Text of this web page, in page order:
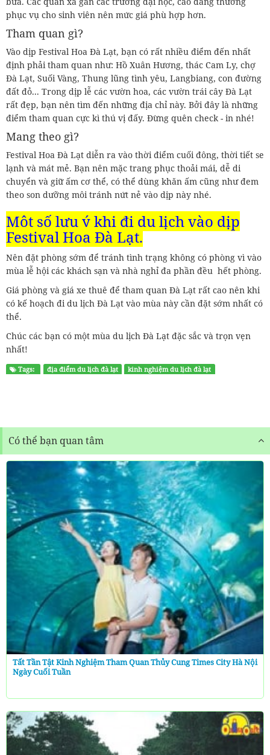
phục vụ cho sinh viên nên mức giá phù hợp hơn.
Tham quan gì?
Vào dịp Festival Hoa Đà Lạt, bạn có rất nhiều điểm đến nhất
định phải tham quan như: Hồ Xuân Hương, thác Cam Ly, chợ
Đà Lạt, Suối Vàng, Thung lũng tình yêu, Langbiang, con đường
đất đỏ... Trong dịp lễ các vườn hoa, các vườn trái cây Đà Lạt
rất đẹp, bạn nên tìm đến những địa chỉ này. Bởi đây là những
điểm tham quan cực kì thú vị đấy. Đừng quên check - in nhé!
Mang theo gì?
Festival Hoa Đà Lạt diễn ra vào thời điểm cuối đông, thời tiết se
lạnh và mát mẻ. Bạn nên mặc trang phục thoải mái, dễ di
chuyển và giữ ấm cơ thể, có thể dùng khăn ấm cũng như đem
theo son dưỡng môi tránh nứt nẻ vào dịp này nhé.
Một số lưu ý khi đi du lịch vào dịp
Festival Hoa Đà Lạt.
Nên đặt phòng sớm để tránh tình trạng không có phòng vì vào
mùa lễ hội các khách sạn và nhà nghỉ đa phần đều hết phòng.
Giá phòng và giá xe thuê để tham quan Đà Lạt rất cao nên khi
có kế hoạch đi du lịch Đà Lạt vào mùa này cần đặt sớm nhất có
thể.
Chúc các bạn có một mùa du lịch Đà Lạt đặc sắc và trọn vẹn
nhất!
Tags: địa điểm du lịch đà lạt
kinh nghiệm du lịch đà lạt
Có thể bạn quan tâm
Tất Tần Tật Kinh Nghiệm Tham Quan Thủy Cung Times City Hà Nội
Ngày Cuối Tuần